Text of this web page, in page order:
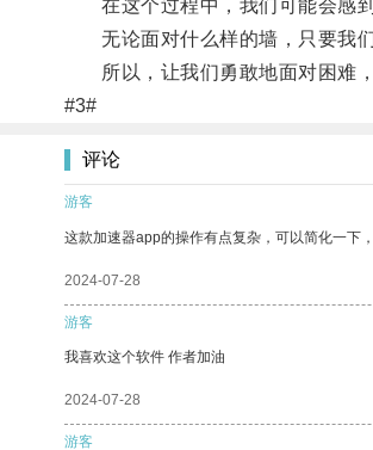
在这个过程中，我们可能会感到
无论面对什么样的墙，只要我们
所以，让我们勇敢地面对困难，
#3#
评论
游客
这款加速器app的操作有点复杂，可以简化一下
2024-07-28
游客
我喜欢这个软件 作者加油
2024-07-28
游客